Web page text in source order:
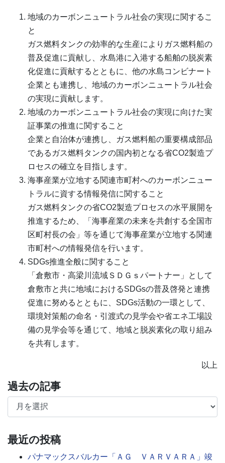
地域のカーボンニュートラル社会の実現に関するこ
と
ガス燃料タンクの効率的な生産によりガス燃料船の
普及促進に貢献し、水島港に入港する船舶の脱炭素
化促進に貢献するとともに、他の水島コンビナート
企業とも連携し、地域のカーボンニュートラル社会
の実現に貢献します。
地域のカーボンニュートラル社会の実現に向けた実
証事業の推進に関すること
企業と自治体が連携し、ガス燃料船の重要構成部品
であるガス燃料タンクの国内初となる省CO2製造プ
ロセスの確立を目指します。
海事産業が立地する関連市町村へのカーボンニュー
トラルに資する情報発信に関すること
ガス燃料タンクの省CO2製造プロセスの水平展開を
推進するため、「海事産業の未来を共創する全国市
区町村長の会」等を通じて海事産業が立地する関連
市町村への情報発信を行います。
SDGs推進全般に関すること
「倉敷市・高梁川流域ＳＤＧｓパートナー」として
倉敷市と共に地域におけるSDGsの普及啓発と連携
促進に努めるとともに、SDGs活動の一環として、
環境対策船の命名・引渡式の見学会や省エネ工場設
備の見学会等を通じて、地域と脱炭素化の取り組み
を共有します。
以上
過去の記事
過去の記事
最近の投稿
パナマックスバルカー「ＡＧ ＶＡＲＶＡＲＡ」竣